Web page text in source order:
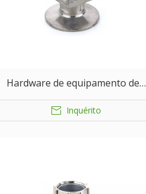
Hardware de equipamento de
serviço de alimentação de perna
ajustável
Inquérito